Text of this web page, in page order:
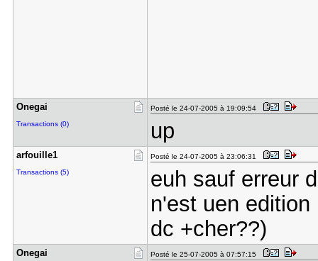
Onegai
Transactions (0)
Posté le 24-07-2005 à 19:09:54
up
arfouille1
Transactions (5)
Posté le 24-07-2005 à 23:06:31
euh sauf erreur
n'est uen
dc +cher??)
Onegai Posté le 25-07-2005 à 07:57:15